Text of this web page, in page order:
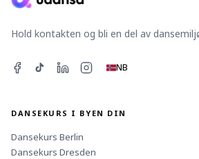
Hold kontakten og bli en del av
NB
DANSEKURS I BYEN DIN
Dansekurs Berlin
Dansekurs Dresden